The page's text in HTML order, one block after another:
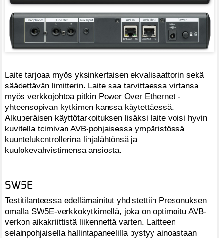
Laite tarjoaa myös yksinkertaisen ekvalisaattorin sekä
säädettävän limitterin. Laite saa tarvittaessa virtansa
myös verkkojohtoa pitkin Power Over Ethernet -
yhteensopivan kytkimen kanssa käytettäessä.
Alkuperäisen käyttötarkoituksen lisäksi laite voisi hyvin
kuvitella toimivan AVB-pohjaisessa ympäristössä
kuuntelukontrollerina linjalähtönsä ja
kuulokevahvistimensa ansiosta.
SW5E
Testitilanteessa edellämainitut yhdistettiin Presonuksen
omalla SW5E-verkkokytkimellä, joka on optimoitu AVB-
verkon aikakriittistä liikennettä varten. Laitteen
selainpohjaisella hallintapaneelilla pystyy ainoastaan